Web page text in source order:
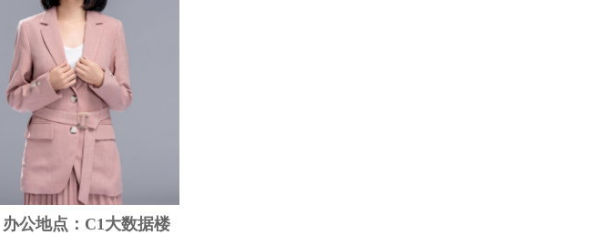
办公地点： C1大数据楼